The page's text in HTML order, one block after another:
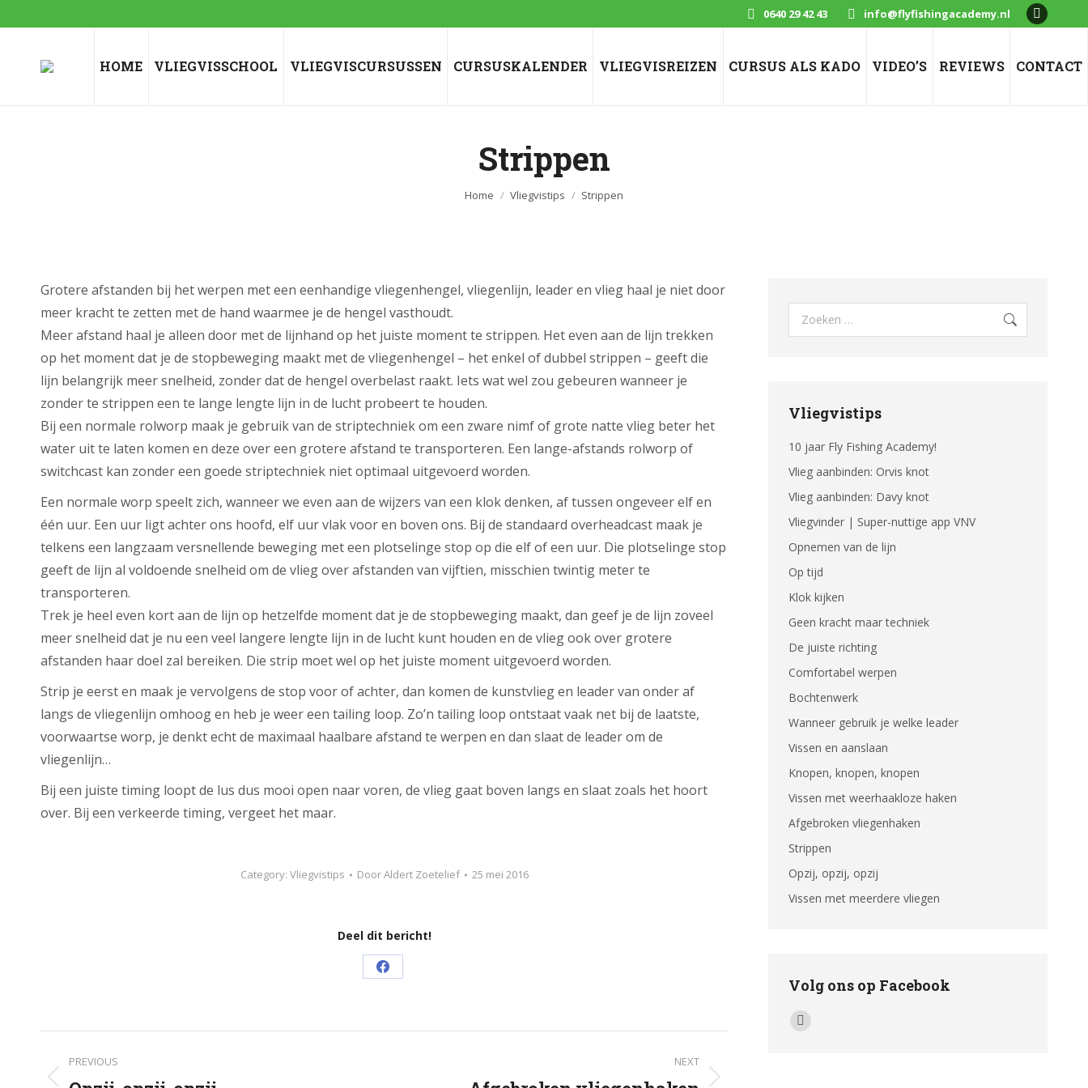
0640 29 42 43 info@flyfishingacademy.nl
opens
HOME VLIEGVISSCHOOL VLIEGVISCURSUSSEN CURSUSKALENDER VLIEGVISREIZEN CURSUS ALS KADO VIDEO’S REVIEWS CONTACT
Strippen
Je bent hier:
Home Vliegvistips Strippen
Grotere afstanden bij het werpen met een eenhandige vliegenhengel, vliegenlijn, leader en vlieg haal je niet door
meer kracht te zetten met de hand waarmee je de hengel vasthoudt.
Meer afstand haal je alleen door met de lijnhand op het juiste moment te strippen. Het even aan de lijn trekken
op het moment dat je de stopbeweging maakt met de vliegenhengel – het enkel of dubbel strippen – geeft die
lijn belangrijk meer snelheid, zonder dat de hengel overbelast raakt. Iets wat wel zou gebeuren wanneer je
zonder te strippen een te lange lengte lijn in de lucht probeert te houden.
Bij een normale rolworp maak je gebruik van de striptechniek om een zware nimf of grote natte vlieg beter het
water uit te laten komen en deze over een grotere afstand te transporteren. Een lange-afstands rolworp of
switchcast kan zonder een goede striptechniek niet optimaal uitgevoerd worden.
Een normale worp speelt zich, wanneer we even aan de wijzers van een klok denken, af tussen ongeveer elf en
één uur. Een uur ligt achter ons hoofd, elf uur vlak voor en boven ons. Bij de standaard overheadcast maak je
telkens een langzaam versnellende beweging met een plotselinge stop op die elf of een uur. Die plotselinge stop
geeft de lijn al voldoende snelheid om de vlieg over afstanden van vijftien, misschien twintig meter te
transporteren.
Trek je heel even kort aan de lijn op hetzelfde moment dat je de stopbeweging maakt, dan geef je de lijn zoveel
meer snelheid dat je nu een veel langere lengte lijn in de lucht kunt houden en de vlieg ook over grotere
afstanden haar doel zal bereiken. Die strip moet wel op het juiste moment uitgevoerd worden.
Strip je eerst en maak je vervolgens de stop voor of achter, dan komen de kunstvlieg en leader van onder af
langs de vliegenlijn omhoog en heb je weer een tailing loop. Zo’n tailing loop ontstaat vaak net bij de laatste,
voorwaartse worp, je denkt echt de maximaal haalbare afstand te werpen en dan slaat de leader om de
vliegenlijn…
Bij een juiste timing loopt de lus dus mooi open naar voren, de vlieg gaat boven langs en slaat zoals het hoort
over. Bij een verkeerde timing, vergeet het maar.
Category: Vliegvistips DoorAldert Zoetelief 25 mei 2016
Deel dit bericht!
Share
Facebook
Post
PREVIOUS NEXT
Search:
Vliegvistips
10 jaar Fly Fishing Academy!
Vlieg aanbinden: Orvis knot
Vlieg aanbinden: Davy knot
Vliegvinder | Super-nuttige app VNV
Opnemen van de lijn
Op tijd
Klok kijken
Geen kracht maar techniek
De juiste richting
Comfortabel werpen
Bochtenwerk
Wanneer gebruik je welke leader
Vissen en aanslaan
Knopen, knopen, knopen
Vissen met weerhaakloze haken
Afgebroken vliegenhaken
Strippen
Opzij, opzij, opzij
Vissen met meerdere vliegen
Volg ons op Facebook
Vind ons op:
Facebook